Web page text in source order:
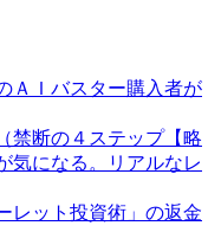
ＡＩバスター購入者が
禁断の４ステップ【略
気になる。リアルなレ
レット投資術」の返金